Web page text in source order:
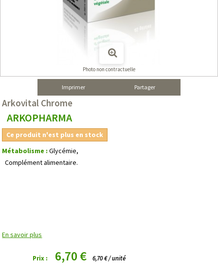
Photo non contractuelle
Imprimer Partager
Arkovital Chrome
ARKOPHARMA
Ce produit n'est plus en stock
Métabolisme :Glycémie,
Complément alimentaire.
En savoir plus
Prix : 6,70 € 6,70 € / unité